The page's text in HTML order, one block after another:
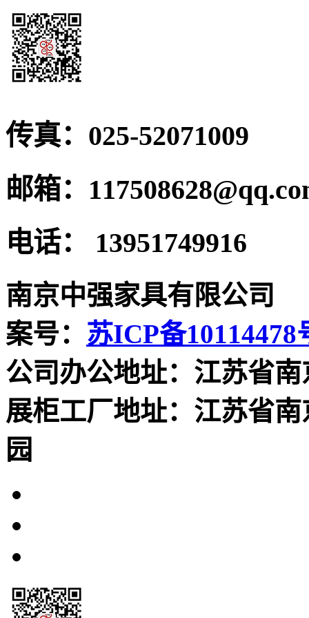
传真： 025-52071009
邮箱：
电话： 13951749916
南京中强家具有限公
案号： 苏ICP备10114478
公司办公地址：江苏省
展柜工厂地址：江苏省
园